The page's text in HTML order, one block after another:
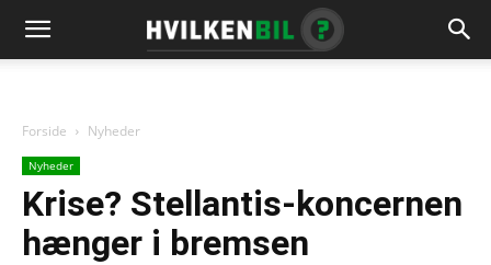
Forside Nyheder
Nyheder
Krise? Stellantis-koncernen
hænger i bremsen